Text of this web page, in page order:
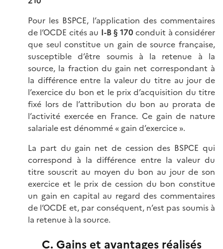
Pour les BSPCE, l’application des commentaires
de l’OCDE cités au I-B § 170 conduit à considérer
que seul constitue un gain de source française,
susceptible d’être soumis à la retenue à la
source, la fraction du gain net correspondant à
la différence entre la valeur du titre au jour de
l’exercice du bon et le prix d’acquisition du titre
fixé lors de l’attribution du bon au prorata de
l’activité exercée en France. Ce gain de nature
salariale est dénommé « gain d’exercice ».
La part du gain net de cession des BSPCE qui
correspond à la différence entre la valeur du
titre souscrit au moyen du bon au jour de son
exercice et le prix de cession du bon constitue
un gain en capital au regard des commentaires
de l’OCDE et, par conséquent, n’est pas soumis à
la retenue à la source.
C. Gains et avantages réalisés